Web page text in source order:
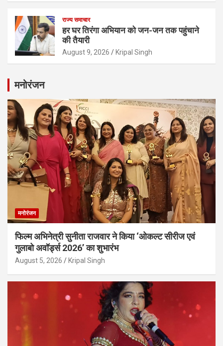
राज्य समाचार
हर घर तिरंगा अभियान को जन-जन तक पहुंचाने
की तैयारी
August 9, 2026 Kripal Singh
मनोरंजन
मनोरंजन
फिल्म अभिनेत्री सुनीता राजवार ने किया ‘ओकल्ट सीरीज एवं
गुलाबो अवॉर्ड्स 2026’ का शुभारंभ
August 5, 2026 Kripal Singh